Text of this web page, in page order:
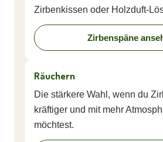
Zirbenkissen oder Holzduft-
Zirbenspäne
Räuchern
Die stärkere Wahl, wenn du
kräftiger und mit mehr
möchtest.